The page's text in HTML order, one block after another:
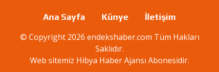
Ana Sayfa Künye İletişim
© Copyright 2026 endekshaber.com Tüm Hakları
Saklıdır.
Web sitemiz Hibya Haber Ajansı Abonesidir.